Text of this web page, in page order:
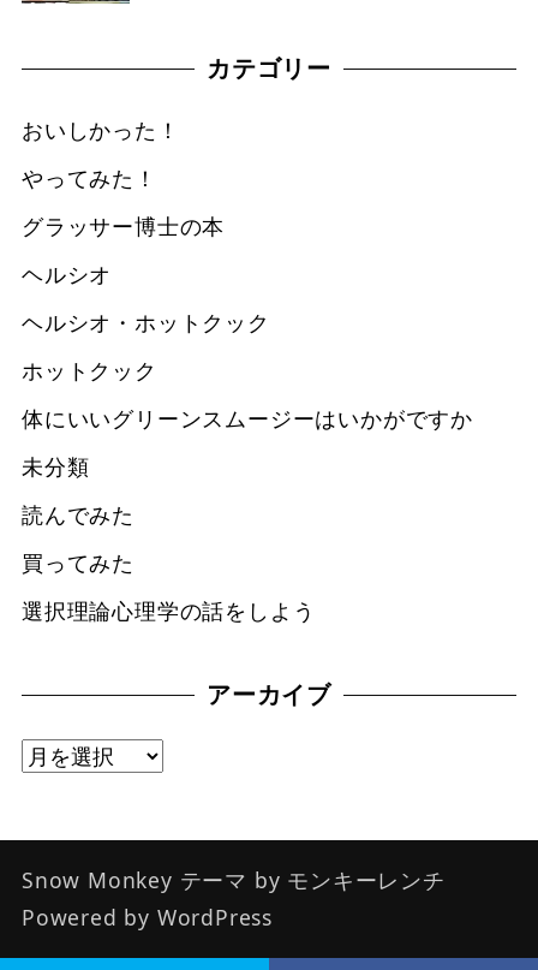
カテゴリー
おいしかった！
やってみた！
グラッサー博士の本
ヘルシオ
ヘルシオ・ホットクック
ホットクック
体にいいグリーンスムージーはいかがですか
未分類
読んでみた
買ってみた
選択理論心理学の話をしよう
アーカイブ
ア
イ
ブ
Snow Monkey テーマ by モンキーレンチ
Powered by WordPress